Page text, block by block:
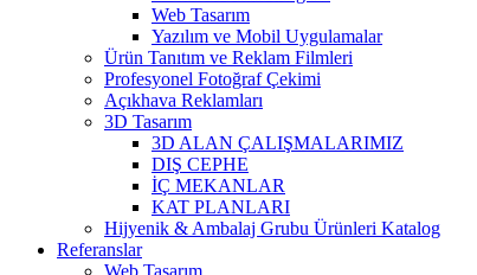
Web Tasarım
Yazılım ve Mobil Uygulamalar
Ürün Tanıtım ve Reklam Filmleri
Profesyonel Fotoğraf Çekimi
Açıkhava Reklamları
3D Tasarım
3D ALAN ÇALIŞMALARIMIZ
DIŞ CEPHE
İÇ MEKANLAR
KAT PLANLARI
Hijyenik & Ambalaj Grubu Ürünleri Katalog
Referanslar
Web Tasarım